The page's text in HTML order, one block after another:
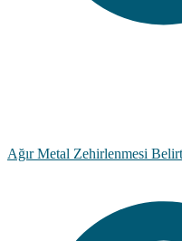
Ağır Metal Zehirlenmesi